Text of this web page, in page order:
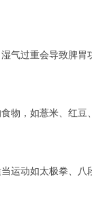
气过重会导致脾胃
物，如薏米、红
运动如太极拳、八